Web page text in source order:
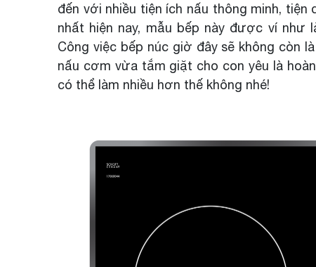
đến với nhiều tiện ích nấu thông minh,
nhất hiện nay, mẫu bếp này được ví như
Công việc bếp núc giờ đây sẽ không còn
nấu cơm vừa tắm giặt cho con yêu là
có thể làm nhiều hơn thế không nhé!